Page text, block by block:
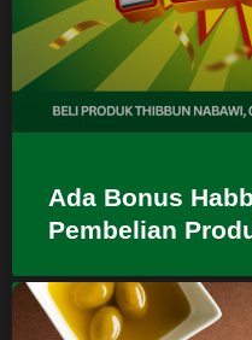
Ada Bonus
Pembelian